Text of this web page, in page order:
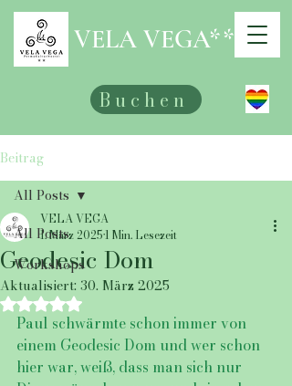
VELA VEGA**
Buchen
Beitrag
All Posts
Workshops
All Posts
Geodesic Dom
VELA VEGA
1. März 20251 Min. Lesezeit
Aktualisiert: 30. März 2025
Mit NaN von 5 Sternen bewertet.
Paul schwärmte schon immer von
einem Geodesic Dom und wer schon
hier war, weiß, dass man sich nur